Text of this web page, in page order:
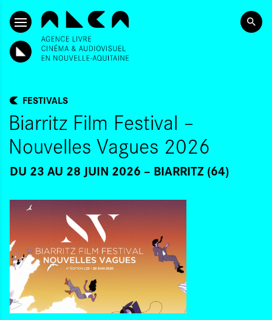
ALLER AU CONTENU PRINCIPAL
FESTIVALS
Biarritz Film Festival –
Nouvelles Vagues 2026
DU 23 AU 28 JUIN 2026 BIARRITZ (64)